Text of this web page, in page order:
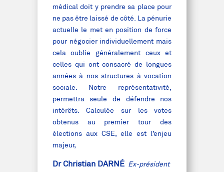
médical doit y prendre sa place pour
ne pas être laissé de côté. La pénurie
actuelle le met en position de force
pour négocier individuellement mais
cela oublie généralement ceux et
celles qui ont consacré de longues
années à nos structures à vocation
sociale. Notre représentativité,
permettra seule de défendre nos
intérêts. Calculée sur les votes
obtenus au premier tour des
élections aux CSE, elle est l’enjeu
majeur,
Dr Christian DARNÉ Ex-président